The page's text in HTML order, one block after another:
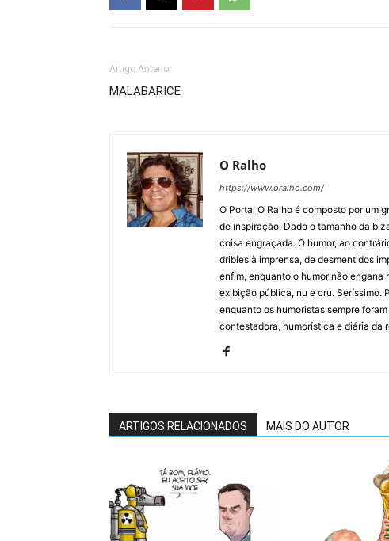
Artigo Anterior
MALABARICE
O Ralho
https://www.oralho.com/
O Portal O Ralho é composto por um
de inspiração. Dado o tamanho da
coisa engraçada. O humor, ao
dribles à imprensa, de desmentidos
enfim, enquanto o humor não engana
exibição pública, nu e cru. Seríssimo.
enquanto os humoristas sempre
contestadora, humorística e diária da
ARTIGOS RELACIONADOS MAIS DO AUTOR